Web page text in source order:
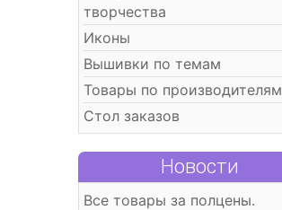
творчества
Иконы
Вышивки по темам
Товары по производителям
Стол заказов
Новости
Все товары за полцены.